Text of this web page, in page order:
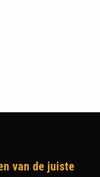
van de juiste